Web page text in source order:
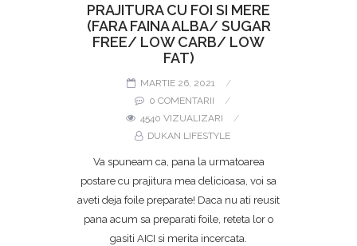
PRAJITURA CU FOI SI MERE
(FARA FAINA ALBA/ SUGAR
FREE/ LOW CARB/ LOW
FAT)
MARTIE 26, 2021
0 COMENTARII
4540 VIZUALIZARI
DUKAN LIFESTYLE
Va spuneam ca, pana la urmatoarea
postare cu prajitura mea delicioasa, voi sa
aveti deja foile preparate! Daca nu ati reusit
pana acum sa preparati foile, reteta lor o
gasiti AICI si merita incercata.